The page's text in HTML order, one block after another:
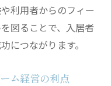
利用者からのフィー
図ることで、入居者
につながります。
ム経営の利点